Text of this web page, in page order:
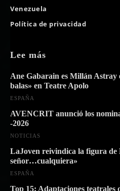
Venezuela
Política de privacidad
Lee más
Ane Gabarain es Millán Astray
balas» en Teatre Apolo
ESPAÑA
AVENCRIT anunció los
-2026
NOTICIAS
LaJoven reivindica la figura de
señor…cualquiera»
ESPAÑA
Top 15: Adaptaciones teatrales